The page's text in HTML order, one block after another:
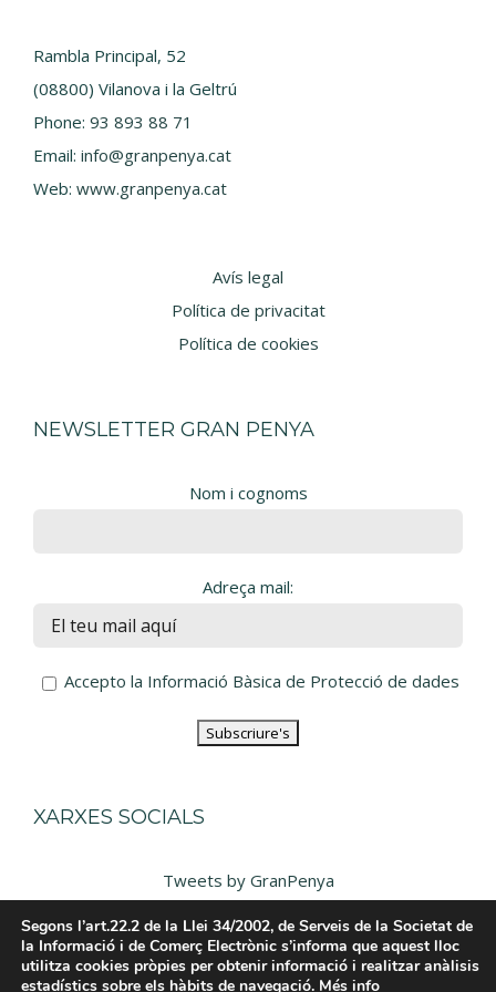
Rambla Principal, 52
(08800) Vilanova i la Geltrú
Phone: 93 893 88 71
Email: info@granpenya.cat
Web: www.granpenya.cat
Avís legal
Política de privacitat
Política de cookies
NEWSLETTER GRAN PENYA
Nom i cognoms
Adreça mail:
Accepto la Informació Bàsica de Protecció de dades
XARXES SOCIALS
Tweets by GranPenya
Segons l’art.22.2 de la Llei 34/2002, de Serveis de la Societat de
la Informació i de Comerç Electrònic s’informa que aquest lloc
utilitza cookies pròpies per obtenir informació i realitzar anàlisis
estadístics sobre els hàbits de navegació. Més info